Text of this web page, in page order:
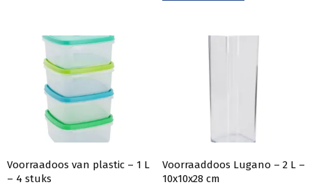
Voorraadoos van plastic – 1 L
– 4 stuks
Voorraaddoos Lugano – 2 L –
10x10x28 cm